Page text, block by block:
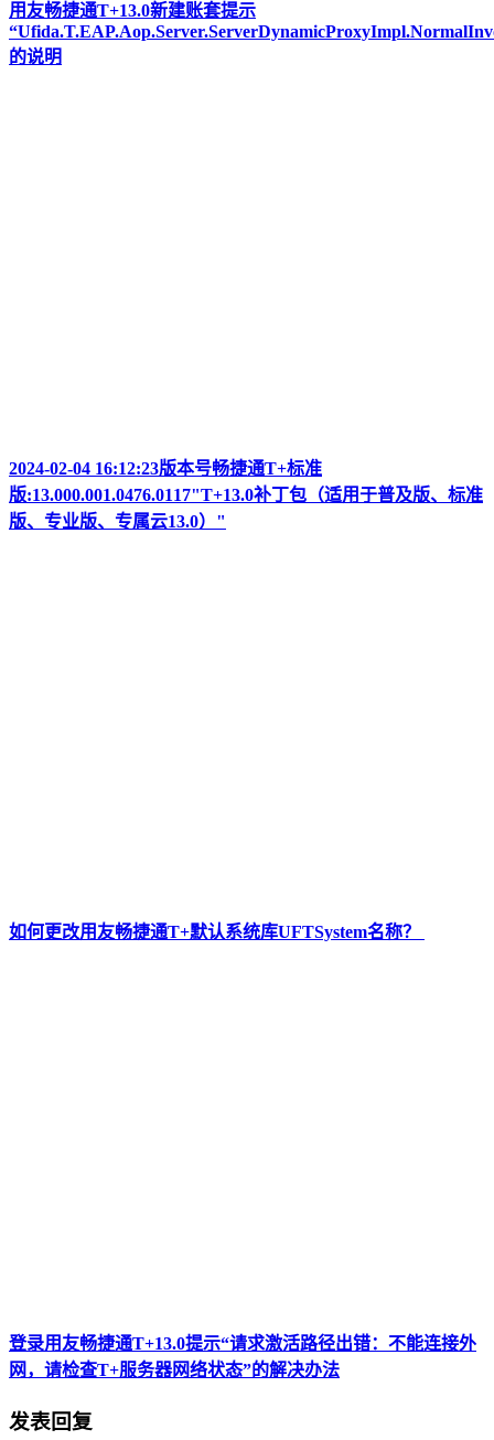
用友畅捷通T+13.0新建账套提示
的说明
2024-02-04 16:12:23版本号畅捷通T+标准
版:13.000.001.0476.0117"T+13.0补丁包（适用于普及版、标准
版、专业版、专属云13.0）"
如何更改用友畅捷通T+默认系统库UFTSystem名称？
登录用友畅捷通T+13.0提示“请求激活路径出错：不能连接外
网，请检查T+服务器网络状态”的解决办法
发表回复